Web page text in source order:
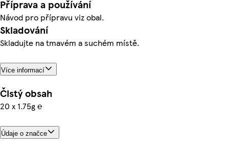
Příprava a používání
Návod pro přípravu viz obal.
Skladování
Skladujte na tmavém a suchém místě.
Více informací
Čistý obsah
20 x 1.75g ℮
Údaje o značce